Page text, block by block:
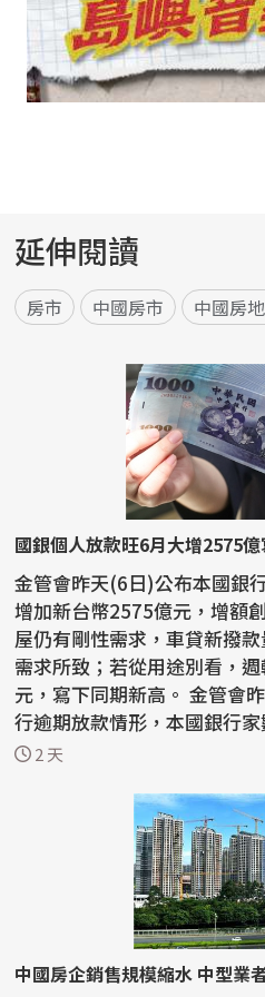
延伸閱讀
房市 中國房市 中國房
國銀個人放款旺6月大增2575
金管會昨天(6日)公布本國銀
增加新台幣2575億元，增額
屋仍有剛性需求，車貸新撥
需求所致；若從用途別看，
元，寫下同期新高。 金管會昨天公布今年6月底本國銀
行逾期放款情形，本國銀行
台幣47兆...
2 天
中國房企銷售規模縮水 中型業